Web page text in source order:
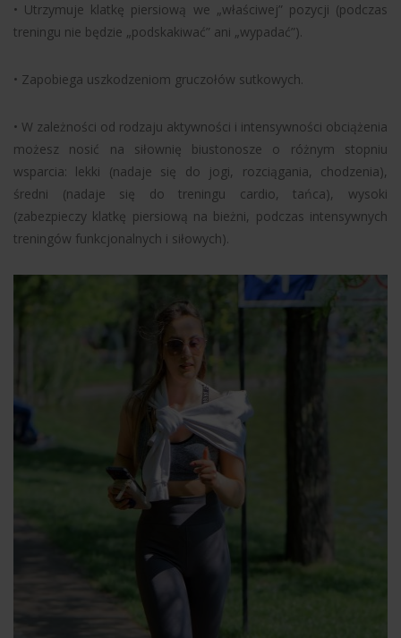
• Utrzymuje klatkę piersiową we „właściwej” pozycji (podczas
treningu nie będzie „podskakiwać” ani „wypadać”).
• Zapobiega uszkodzeniom gruczołów sutkowych.
• W zależności od rodzaju aktywności i intensywności obciążenia
możesz nosić na siłownię biustonosze o różnym stopniu
wsparcia: lekki (nadaje się do jogi, rozciągania, chodzenia),
średni (nadaje się do treningu cardio, tańca), wysoki
(zabezpieczy klatkę piersiową na bieżni, podczas intensywnych
treningów funkcjonalnych i siłowych).